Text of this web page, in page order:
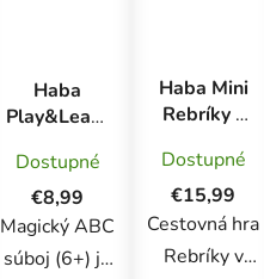
Haba
Play&Learn
slovná mini
hra ABC od
6 rokov
Dostupné
€8,99
Magický ABC
súboj (6+) je
Haba Mini
Rebríky v
magnetická
v kovovej
krabici
Dostupné
€15,99
Cestovná hra
Rebríky v